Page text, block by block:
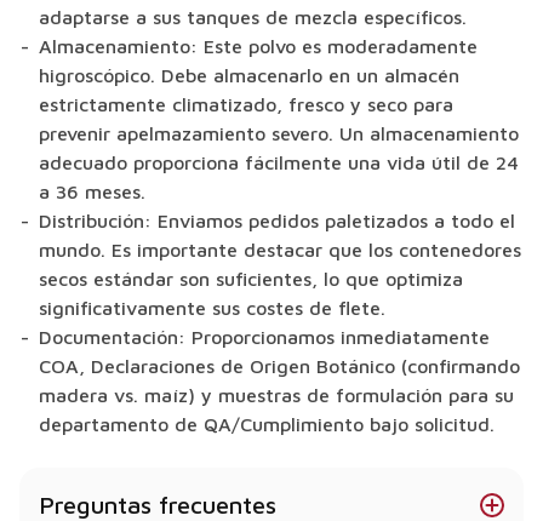
adaptarse a sus tanques de mezcla específicos.
Almacenamiento: Este polvo es moderadamente
higroscópico. Debe almacenarlo en un almacén
estrictamente climatizado, fresco y seco para
prevenir apelmazamiento severo. Un almacenamiento
adecuado proporciona fácilmente una vida útil de 24
a 36 meses.
Distribución: Enviamos pedidos paletizados a todo el
mundo. Es importante destacar que los contenedores
secos estándar son suficientes, lo que optimiza
significativamente sus costes de flete.
Documentación: Proporcionamos inmediatamente
COA, Declaraciones de Origen Botánico (confirmando
madera vs. maíz) y muestras de formulación para su
departamento de QA/Cumplimiento bajo solicitud.
Preguntas frecuentes